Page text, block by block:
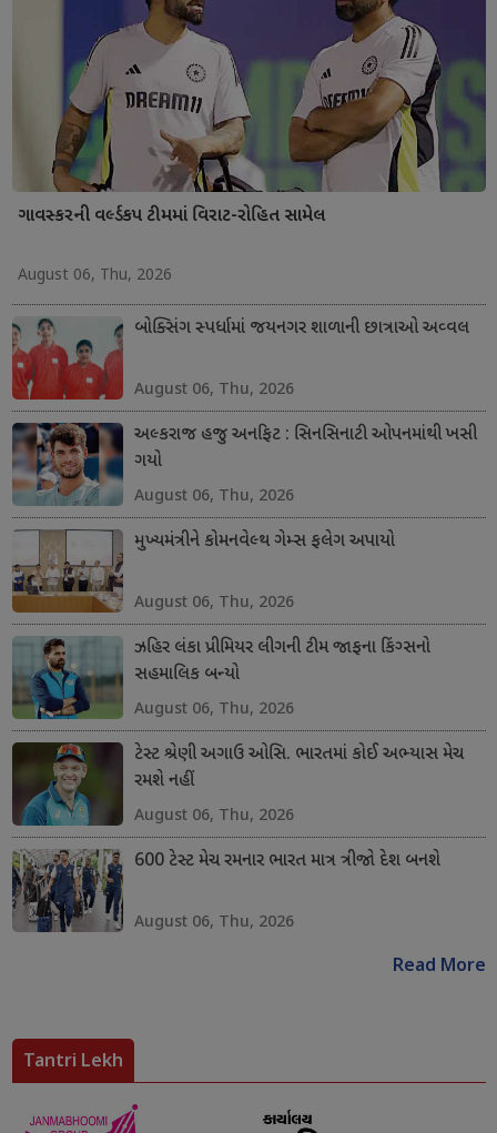
ગાવસ્કરની વર્લ્ડકપ ટીમમાં વિરાટ-રોહિત સામેલ
August 06, Thu, 2026
બોક્સિંગ સ્પર્ધામાં જયનગર શાળાની છાત્રાઓ અવ્વલ
August 06, Thu, 2026
અલ્કરાજ હજુ અનફિટ : સિનસિનાટી ઓપનમાંથી ખસી
ગયો
August 06, Thu, 2026
મુખ્યમંત્રીને કોમનવેલ્થ ગેમ્સ ફલેગ અપાયો
August 06, Thu, 2026
ઝહિર લંકા પ્રીમિયર લીગની ટીમ જાફના કિંગ્સનો
સહમાલિક બન્યો
August 06, Thu, 2026
ટેસ્ટ શ્રેણી અગાઉ ઓસિ. ભારતમાં કોઈ અભ્યાસ મેચ
રમશે નહીં
August 06, Thu, 2026
600 ટેસ્ટ મેચ રમનાર ભારત માત્ર ત્રીજો દેશ બનશે
August 06, Thu, 2026
Read More
Tantri Lekh